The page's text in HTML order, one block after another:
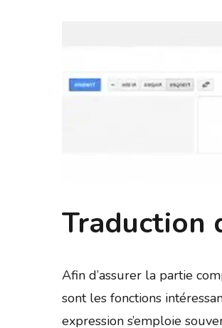
Traduction
Afin d’assurer la partie
sont les fonctions
expression s’emploie